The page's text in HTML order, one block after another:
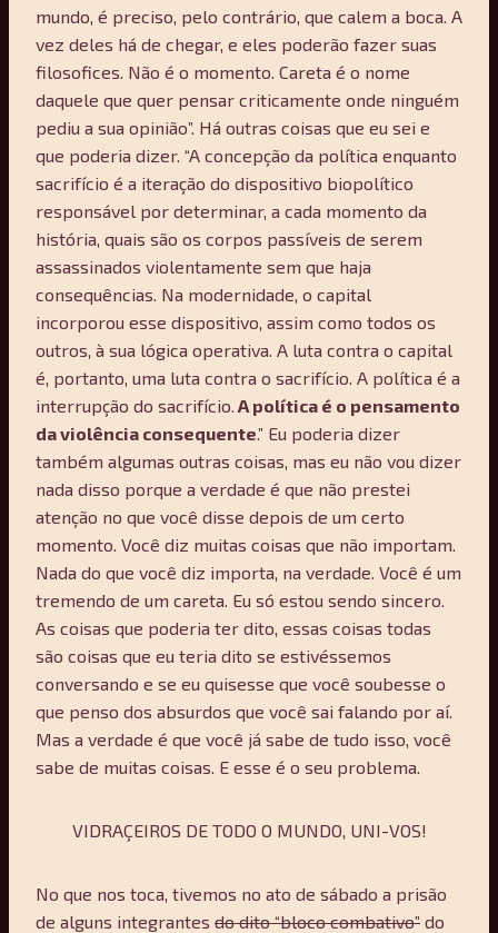
mundo, é preciso, pelo contrário, que calem a boca. A
vez deles há de chegar, e eles poderão fazer suas
filosofices. Não é o momento. Careta é o nome
daquele que quer pensar criticamente onde ninguém
pediu a sua opinião”. Há outras coisas que eu sei e
que poderia dizer. “A concepção da política enquanto
sacrifício é a iteração do dispositivo biopolítico
responsável por determinar, a cada momento da
história, quais são os corpos passíveis de serem
assassinados violentamente sem que haja
consequências. Na modernidade, o capital
incorporou esse dispositivo, assim como todos os
outros, à sua lógica operativa. A luta contra o capital
é, portanto, uma luta contra o sacrifício. A política é a
interrupção do sacrifício. A política é o pensamento
da violência consequente.” Eu poderia dizer
também algumas outras coisas, mas eu não vou dizer
nada disso porque a verdade é que não prestei
atenção no que você disse depois de um certo
momento. Você diz muitas coisas que não importam.
Nada do que você diz importa, na verdade. Você é um
tremendo de um careta. Eu só estou sendo sincero.
As coisas que poderia ter dito, essas coisas todas
são coisas que eu teria dito se estivéssemos
conversando e se eu quisesse que você soubesse o
que penso dos absurdos que você sai falando por aí.
Mas a verdade é que você já sabe de tudo isso, você
sabe de muitas coisas. E esse é o seu problema.
VIDRAÇEIROS DE TODO O MUNDO, UNI-VOS!
No que nos toca, tivemos no ato de sábado a prisão
de alguns integrantes do dito “bloco combativo” do